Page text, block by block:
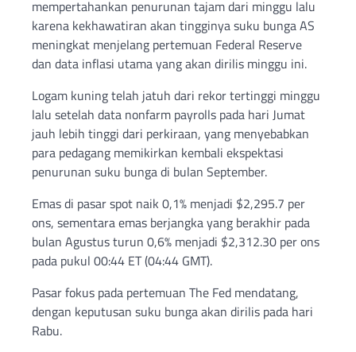
mempertahankan penurunan tajam dari minggu lalu
karena kekhawatiran akan tingginya suku bunga AS
meningkat menjelang pertemuan Federal Reserve
dan data inflasi utama yang akan dirilis minggu ini.
Logam kuning telah jatuh dari rekor tertinggi minggu
lalu setelah data nonfarm payrolls pada hari Jumat
jauh lebih tinggi dari perkiraan, yang menyebabkan
para pedagang memikirkan kembali ekspektasi
penurunan suku bunga di bulan September.
Emas di pasar spot naik 0,1% menjadi $2,295.7 per
ons, sementara emas berjangka yang berakhir pada
bulan Agustus turun 0,6% menjadi $2,312.30 per ons
pada pukul 00:44 ET (04:44 GMT).
Pasar fokus pada pertemuan The Fed mendatang,
dengan keputusan suku bunga akan dirilis pada hari
Rabu.